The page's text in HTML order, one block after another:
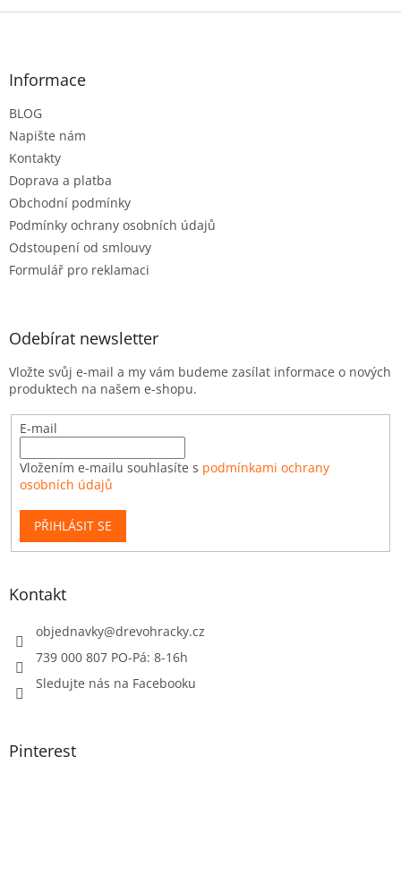
Z
Informace
BLOG
Napište nám
Kontakty
Doprava a platba
Obchodní podmínky
Podmínky ochrany osobních údajů
Odstoupení od smlouvy
Formulář pro reklamaci
Odebírat newsletter
Vložte svůj e-mail a my vám budeme zasílat informace o nových
produktech na našem e-shopu.
E-mail
Vložením e-mailu souhlasíte s podmínkami ochrany
osobních údajů
PŘIHLÁSIT SE
Kontakt
objednavky@drevohracky.cz
739 000 807 PO-Pá: 8-16h
Sledujte nás na Facebooku
Pinterest